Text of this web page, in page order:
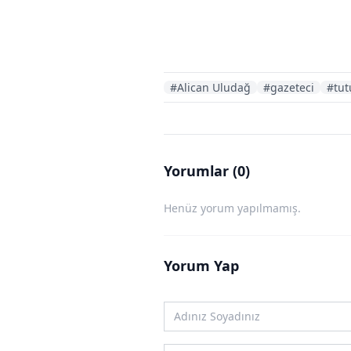
#Alican Uludağ #gazeteci
Yorumlar (0)
Henüz yorum yapılmamış.
Yorum Yap